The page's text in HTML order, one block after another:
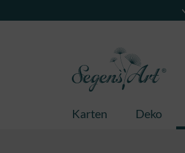
Karten Deko